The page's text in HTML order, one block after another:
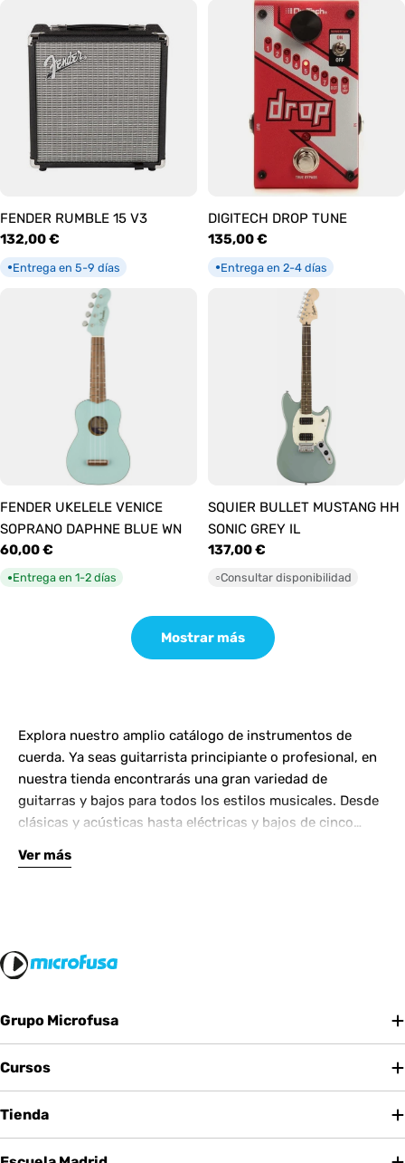
FENDER RUMBLE 15 V3
Precio
habitual
132,00 €
●Entrega en 5-9 días
DIGITECH DROP TUNE
Precio
habitual
135,00 €
●Entrega en 2-4 días
FENDER UKELELE VENICE
SOPRANO DAPHNE BLUE WN
Precio
habitual
60,00 €
●Entrega en 1-2 días
SQUIER BULLET MUSTANG HH
SONIC GREY IL
Precio
habitual
137,00 €
○Consultar disponibilidad
Mostrar más
Explora nuestro amplio catálogo de instrumentos de
cuerda. Ya seas guitarrista principiante o profesional, en
nuestra tienda encontrarás una gran variedad de
guitarras y bajos para todos los estilos musicales. Desde
clásicas y acústicas hasta eléctricas y bajos de cinco
Complementa tu instrumento con amplificadores de
Ver más
Grupo Microfusa
Cursos
Tienda